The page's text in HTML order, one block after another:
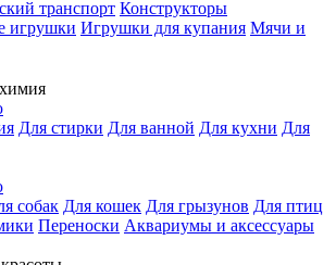
транспорт Конструкторы
игрушки Игрушки для купания Мячи и
Для стирки Для ванной Для кухни Для
собак Для кошек Для грызунов Для птиц
Переноски Аквариумы и аксессуары